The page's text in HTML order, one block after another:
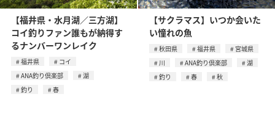
【福井県・水月湖／三方湖】
コイ釣りファン誰もが納得す
るナンバーワンレイク
福井県
コイ
ANA釣り倶楽部
湖
釣り
春
【サクラマス】いつか会いた
い憧れの魚
秋田県 福井県
宮城県
川
ANA釣り倶楽部
湖
釣り
春 秋